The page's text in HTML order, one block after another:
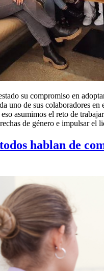
su compromiso en
uno de sus colaboradores
asumimos el reto de
de género e impulsar el
hablan de